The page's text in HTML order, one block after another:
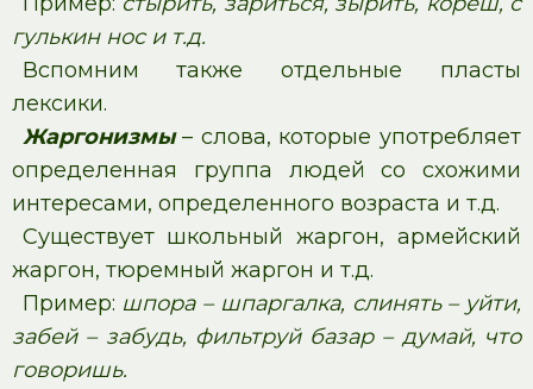
гулькин нос и т.д.
Вспомним также отдельные пласты
лексики.
Жаргонизмы– слова, которые употребляет
определенная группа людей со схожими
интересами, определенного возраста и т.д.
Существует школьный жаргон, армейский
жаргон, тюремный жаргон и т.д.
Пример: шпора – шпаргалка, слинять – уйти,
забей – забудь, фильтруй базар – думай, что
говоришь.